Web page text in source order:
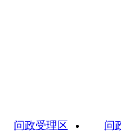
问政受理区 问